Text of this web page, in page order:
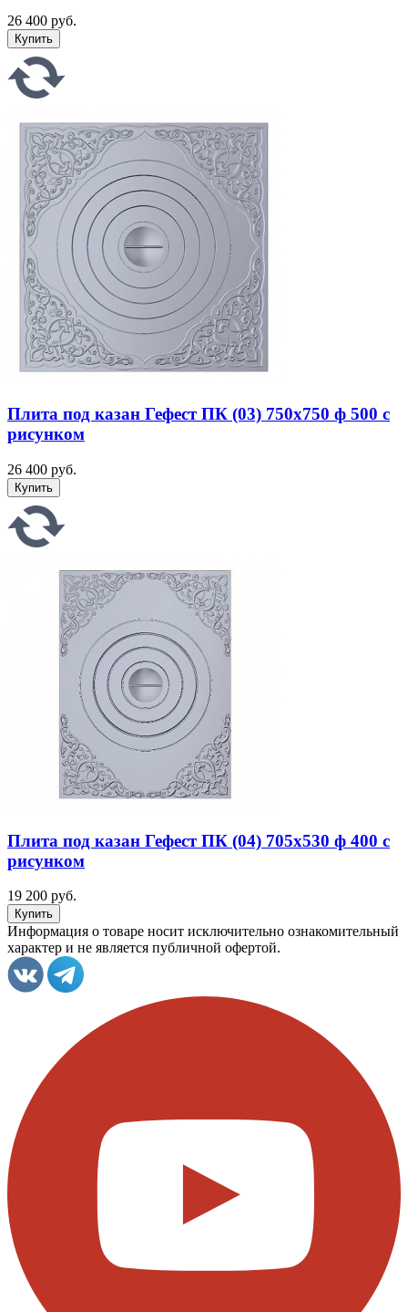
26 400 руб.
Плита под казан Гефест ПК (03) 750x750 ф 500 с
рисунком
26 400 руб.
Плита под казан Гефест ПК (04) 705x530 ф 400 с
рисунком
19 200 руб.
Информация о товаре носит исключительно ознакомительный
характер и не является публичной офертой.